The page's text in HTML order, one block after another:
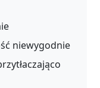
niewygodnie